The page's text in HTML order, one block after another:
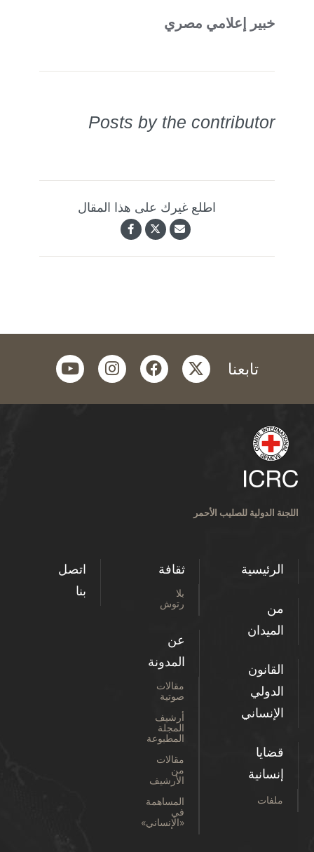
خبير إعلامي مصري
Posts by the contributor
اطلع غيرك على هذا المقال
تابعنا twitter
facebook
instagram
youtube
اللجنة الدولية للصليب الأحمر
الرئيسية
من
الميدان
القانون
الدولي
الإنساني
قضايا
إنسانية
ملفات
ثقافة
بلا
رتوش
عن
المدونة
مقالات
صوتية
أرشيف
المجلة
المطبوعة
مقالات
من
الأرشيف
المساهمة
في
«الإنساني»
اتصل
بنا